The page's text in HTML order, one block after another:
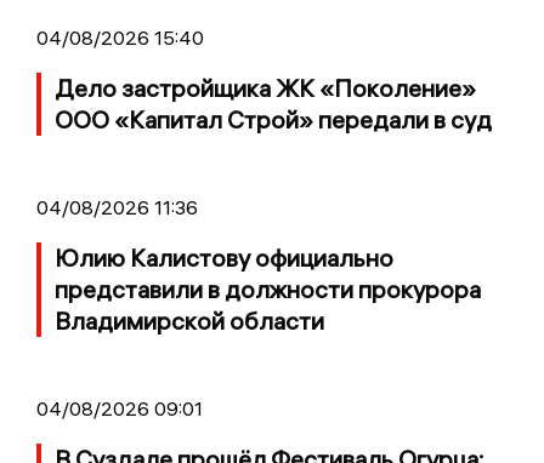
04/08/2026 15:40
Дело застройщика ЖК «Поколение»
ООО «Капитал Строй» передали в суд
04/08/2026 11:36
Юлию Калистову официально
представили в должности прокурора
Владимирской области
04/08/2026 09:01